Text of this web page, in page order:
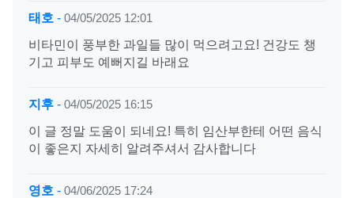
태호 - 04/05/2025 12:01
비타민이 풍부한 과일들 많이 먹으려고요! 건강도 챙
기고 피부도 예뻐지길 바래요
지후 - 04/05/2025 16:15
이 글 정말 도움이 되네요! 특히 임산부한테 어떤 음식
이 좋은지 자세히 알려주셔서 감사합니다
영호 - 04/06/2025 17:24